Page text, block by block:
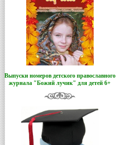
Выпуски номеров детского православного
журнала "Божий лучик" для детей 6+